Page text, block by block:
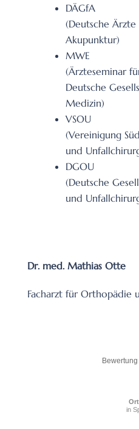
DÄGfA
(Deutsche
Akupunktur)
MWE
(Ärzteseminar
Deutsche
Medizin)
VSOU
(Vereinigung
und
DGOU
(Deutsche
und
Dr. med. Mathias Otte
Facharzt für Orthopädie
in